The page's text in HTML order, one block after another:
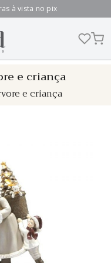
à vista no pix
e criança
e criança